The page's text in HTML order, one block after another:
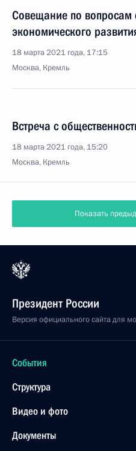
Совещание по вопросам
экономического
18 марта 2021 года, 17:15
Москва, Кремль
Встреча с
18 марта 2021 года, 15:20
Москва, Кремль
Показать
Президент России
Версия официального сайта для
События
Структура
Видео и фото
Документы